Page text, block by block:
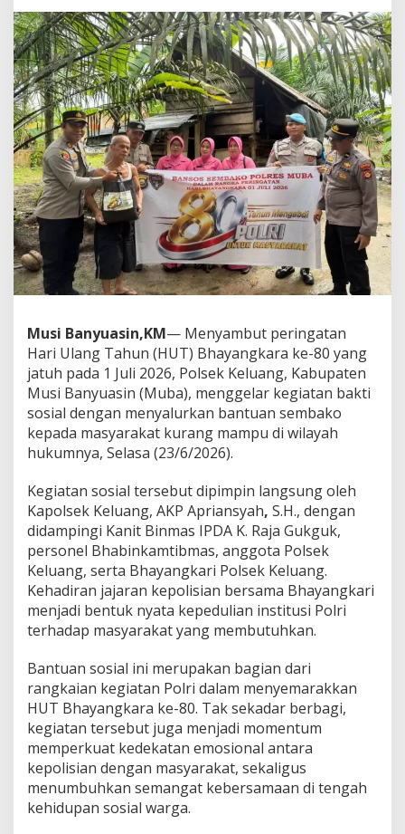
u
a
n
g
S
a
l
u
r
k
a
n
B
a
n
s
o
s
m
b
u
H
U
T
B
a
y
a
n
g
k
r
a
k
-
8
0
,
W
u
j
u
d
K
Musi Banyuasin,KM— Menyambut peringatan
Hari Ulang Tahun (HUT) Bhayangkara ke-80 yang
jatuh pada 1 Juli 2026, Polsek Keluang, Kabupaten
Musi Banyuasin (Muba), menggelar kegiatan bakti
sosial dengan menyalurkan bantuan sembako
kepada masyarakat kurang mampu di wilayah
hukumnya, Selasa (23/6/2026).
Kegiatan sosial tersebut dipimpin langsung oleh
Kapolsek Keluang, AKP Apriansyah, S.H., dengan
didampingi Kanit Binmas IPDA K. Raja Gukguk,
personel Bhabinkamtibmas, anggota Polsek
Keluang, serta Bhayangkari Polsek Keluang.
Kehadiran jajaran kepolisian bersama Bhayangkari
menjadi bentuk nyata kepedulian institusi Polri
terhadap masyarakat yang membutuhkan.
Bantuan sosial ini merupakan bagian dari
rangkaian kegiatan Polri dalam menyemarakkan
HUT Bhayangkara ke-80. Tak sekadar berbagi,
kegiatan tersebut juga menjadi momentum
memperkuat kedekatan emosional antara
kepolisian dengan masyarakat, sekaligus
menumbuhkan semangat kebersamaan di tengah
kehidupan sosial warga.